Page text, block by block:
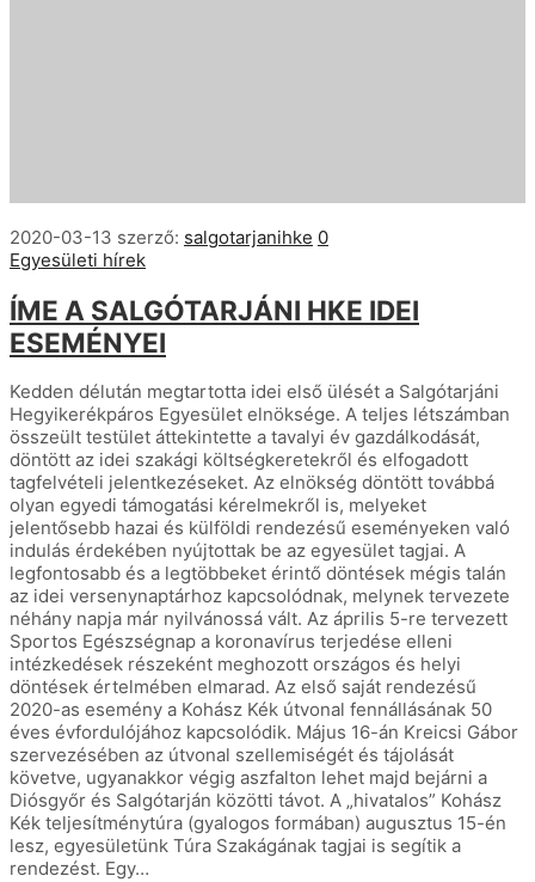
2020-03-13 szerző: salgotarjanihke 0
Egyesületi hírek
ÍME A SALGÓTARJÁNI HKE IDEI
ESEMÉNYEI
Kedden délután megtartotta idei első ülését a Salgótarjáni
Hegyikerékpáros Egyesület elnöksége. A teljes létszámban
összeült testület áttekintette a tavalyi év gazdálkodását,
döntött az idei szakági költségkeretekről és elfogadott
tagfelvételi jelentkezéseket. Az elnökség döntött továbbá
olyan egyedi támogatási kérelmekről is, melyeket
jelentősebb hazai és külföldi rendezésű eseményeken való
indulás érdekében nyújtottak be az egyesület tagjai. A
legfontosabb és a legtöbbeket érintő döntések mégis talán
az idei versenynaptárhoz kapcsolódnak, melynek tervezete
néhány napja már nyilvánossá vált. Az április 5-re tervezett
Sportos Egészségnap a koronavírus terjedése elleni
intézkedések részeként meghozott országos és helyi
döntések értelmében elmarad. Az első saját rendezésű
2020-as esemény a Kohász Kék útvonal fennállásának 50
éves évfordulójához kapcsolódik. Május 16-án Kreicsi Gábor
szervezésében az útvonal szellemiségét és tájolását
követve, ugyanakkor végig aszfalton lehet majd bejárni a
Diósgyőr és Salgótarján közötti távot. A „hivatalos” Kohász
Kék teljesítménytúra (gyalogos formában) augusztus 15-én
lesz, egyesületünk Túra Szakágának tagjai is segítik a
rendezést. Egy…